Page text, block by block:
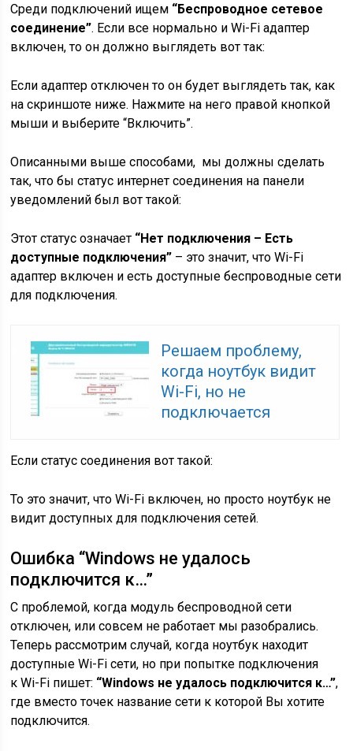
Среди подключений ищем “Беспроводное сетевое
соединение”. Если все нормально и Wi-Fi адаптер
включен, то он должно выглядеть вот так:
Если адаптер отключен то он будет выглядеть так, как
на скриншоте ниже. Нажмите на него правой кнопкой
мыши и выберите“Включить”.
Описанными выше способами, мы должны сделать
так, что бы статус интернет соединения на панели
уведомлений был вот такой:
Этот статус означает “Нет подключения – Есть
доступные подключения” – это значит, что Wi-Fi
адаптер включен и есть доступные беспроводные сети
для подключения.
Решаем проблему,
когда ноутбук видит
Wi-Fi, но не
подключается
Если статус соединения вот такой:
То это значит, что Wi-Fi включен, но просто ноутбук не
видит доступных для подключения сетей.
Ошибка “Windows не удалось
подключится к…”
С проблемой, когда модуль беспроводной сети
отключен, или совсем не работает мы разобрались.
Теперь рассмотрим случай, когда ноутбук находит
доступные Wi-Fi сети, но при попытке подключения
к Wi-Fi пишет: “Windows не удалось подключится к…”,
где вместо точек название сети к которой Вы хотите
подключится.